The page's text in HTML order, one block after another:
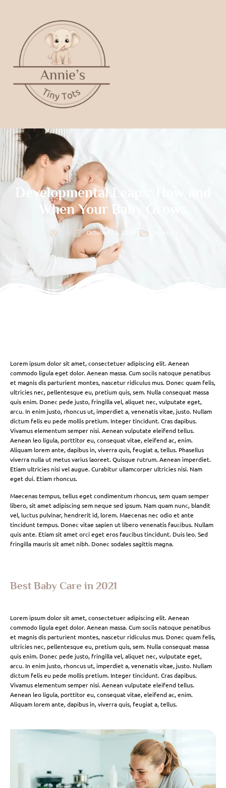
Developmental Leaps: How and
When Your Baby Grows
October 14, 2025
Lorem ipsum dolor sit amet, consectetuer adipiscing elit. Aenean
commodo ligula eget dolor. Aenean massa. Cum sociis natoque penatibus
et magnis dis parturient montes, nascetur ridiculus mus. Donec quam felis,
ultricies nec, pellentesque eu, pretium quis, sem. Nulla consequat massa
quis enim. Donec pede justo, fringilla vel, aliquet nec, vulputate eget,
arcu. In enim justo, rhoncus ut, imperdiet a, venenatis vitae, justo. Nullam
dictum felis eu pede mollis pretium. Integer tincidunt. Cras dapibus.
Vivamus elementum semper nisi. Aenean vulputate eleifend tellus.
Aenean leo ligula, porttitor eu, consequat vitae, eleifend ac, enim.
Aliquam lorem ante, dapibus in, viverra quis, feugiat a, tellus. Phasellus
viverra nulla ut metus varius laoreet. Quisque rutrum. Aenean imperdiet.
Etiam ultricies nisi vel augue. Curabitur ullamcorper ultricies nisi. Nam
eget dui. Etiam rhoncus.
Maecenas tempus, tellus eget condimentum rhoncus, sem quam semper
libero, sit amet adipiscing sem neque sed ipsum. Nam quam nunc, blandit
vel, luctus pulvinar, hendrerit id, lorem. Maecenas nec odio et ante
tincidunt tempus. Donec vitae sapien ut libero venenatis faucibus. Nullam
quis ante. Etiam sit amet orci eget eros faucibus tincidunt. Duis leo. Sed
fringilla mauris sit amet nibh. Donec sodales sagittis magna.
Best Baby Care in 2021
Lorem ipsum dolor sit amet, consectetuer adipiscing elit. Aenean
commodo ligula eget dolor. Aenean massa. Cum sociis natoque penatibus
et magnis dis parturient montes, nascetur ridiculus mus. Donec quam felis,
ultricies nec, pellentesque eu, pretium quis, sem. Nulla consequat massa
quis enim. Donec pede justo, fringilla vel, aliquet nec, vulputate eget,
arcu. In enim justo, rhoncus ut, imperdiet a, venenatis vitae, justo. Nullam
dictum felis eu pede mollis pretium. Integer tincidunt. Cras dapibus.
Vivamus elementum semper nisi. Aenean vulputate eleifend tellus.
Aenean leo ligula, porttitor eu, consequat vitae, eleifend ac, enim.
Aliquam lorem ante, dapibus in, viverra quis, feugiat a, tellus.